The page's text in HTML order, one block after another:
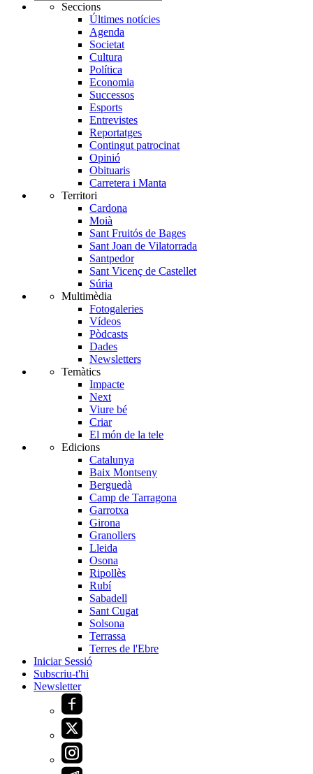
Seccions
Últimes notícies
Agenda
Societat
Cultura
Política
Economia
Successos
Esports
Entrevistes
Reportatges
Contingut patrocinat
Opinió
Obituaris
Carretera i Manta
Territori
Cardona
Moià
Sant Fruitós de Bages
Sant Joan de Vilatorrada
Santpedor
Sant Vicenç de Castellet
Súria
Multimèdia
Fotogaleries
Vídeos
Pòdcasts
Dades
Newsletters
Temàtics
Impacte
Next
Viure bé
Criar
El món de la tele
Edicions
Catalunya
Baix Montseny
Berguedà
Camp de Tarragona
Garrotxa
Girona
Granollers
Lleida
Osona
Ripollès
Rubí
Sabadell
Sant Cugat
Solsona
Terrassa
Terres de l'Ebre
Iniciar Sessió
Subscriu-t'hi
Newsletter